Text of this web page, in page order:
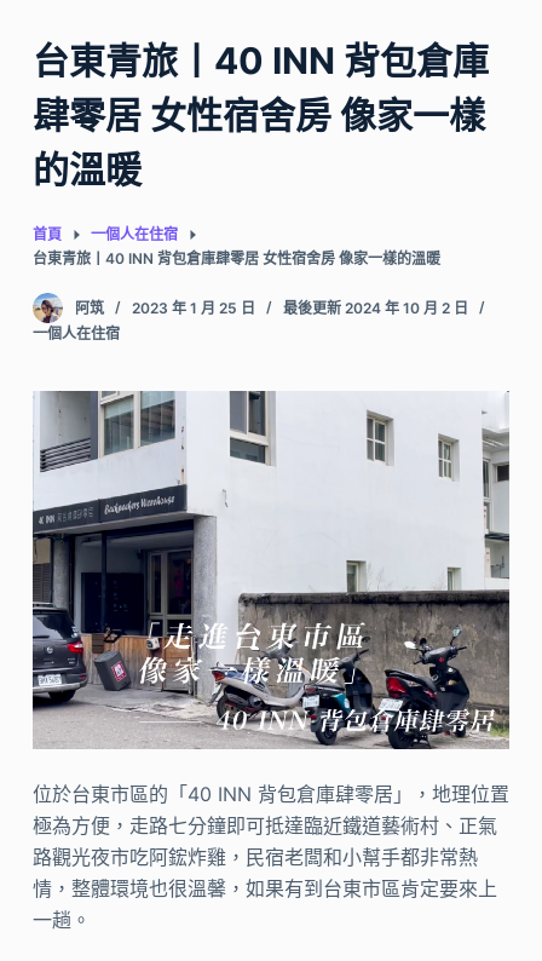
台東青旅丨40 INN 背包倉庫
肆零居 女性宿舍房 像家一樣
的溫暖
首頁
一個人在住宿
台東青旅丨40 INN 背包倉庫肆零居 女性宿舍房 像家一樣的溫暖
阿筑 2023 年 1 月 25 日
最後更新 2024 年 10 月 2 日
一個人在住宿
位於台東市區的「40 INN 背包倉庫肆零居」，地理位置
極為方便，走路七分鐘即可抵達臨近鐵道藝術村、正氣
路觀光夜市吃阿鋐炸雞，民宿老闆和小幫手都非常熱
情，整體環境也很溫馨，如果有到台東市區肯定要來上
一趟。